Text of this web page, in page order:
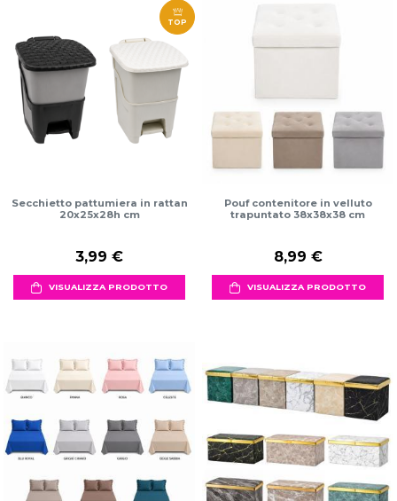
TOP
Secchietto pattumiera in rattan
20x25x28h cm
3,99 €
VISUALIZZA PRODOTTO
Pouf contenitore in velluto
trapuntato 38x38x38 cm
8,99 €
VISUALIZZA PRODOTTO